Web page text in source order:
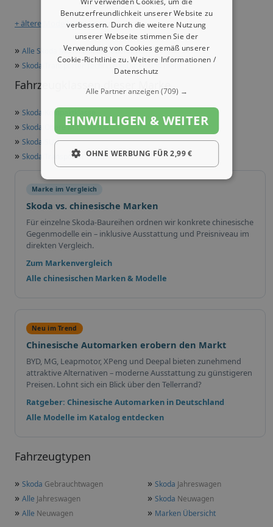
+ ältere Modelle anzeigen
» Alle Skoda Modelle in der Übersicht
» Skoda Transporter Technische Daten und mehr
Fahrzeugklassen dieser Marke
» Skoda Kompaktklasse
» Skoda Obere Mittelklasse
» Skoda SUV
» Skoda Transporter - klein
Marke im Vergleich
Skoda vs. chinesische Marken
Für einzelne Skoda-Baureihen ordnen wir konkrete chinesische
Gegenmodelle ein – inklusive Ausstattung und Preisniveau im
direkten Vergleich.
Zum Markenvergleich
Alle chinesischen Marken & Modelle
Neu im Trend
Chinesische Automarken erobern den Markt
BYD, MG, Leapmotor, XPeng und Deepal bieten zunehmend
attraktive Alternativen – moderne Ausstattung zu günstigeren
Preisen. Lohnt sich ein Blick über den Tellerrand?
Ratgeber: Chinesische Automarken in Deutschland
Alle Modelle im Katalog entdecken
Fahrzeugtypen
» Skoda Gebrauchtwagen » Skoda Jahreswagen
» Alle Jahreswagen » Skoda Neuwagen
» Alle Neuwagen » Marken Übersicht
Benutzerfreundlichkeit unserer Website zu
verbessern. Durch die weitere Nutzung
unserer Webseite stimmen Sie der
Verwendung von Cookies gemäß unserer
Cookie-Richtlinie zu.Weitere Informationen /
Datenschutz
Alle Partner anzeigen(709) →
EINWILLIGEN & WEITER
OHNE WERBUNG FÜR 2,99 €